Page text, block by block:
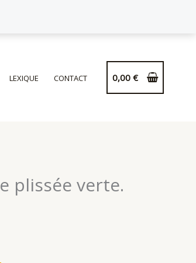
LEXIQUE CONTACT 0,00 €
plissée verte.
toile